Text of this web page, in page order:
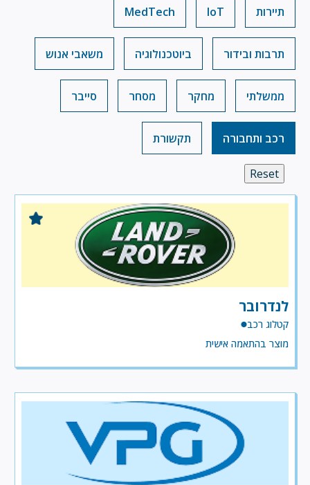
תיירות IoT
MedTech
תרבות ובידור ביוטכנולוגיה משאבי אנוש
ממשלתי מחקר מסחר סייבר
רכב ותחבורה תקשורת
לנדרובר
קטלוג רכב
מוצר בהתאמה אישית